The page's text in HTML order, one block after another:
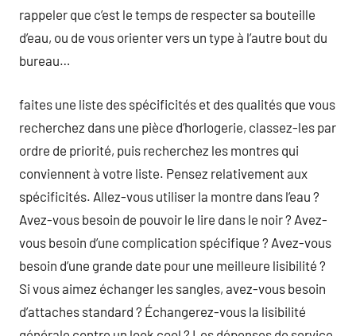
rappeler que c’est le temps de respecter sa bouteille
d’eau, ou de vous orienter vers un type à l’autre bout du
bureau…
faites une liste des spécificités et des qualités que vous
recherchez dans une pièce d’horlogerie, classez-les par
ordre de priorité, puis recherchez les montres qui
conviennent à votre liste. Pensez relativement aux
spécificités. Allez-vous utiliser la montre dans l’eau ?
Avez-vous besoin de pouvoir le lire dans le noir ? Avez-
vous besoin d’une complication spécifique ? Avez-vous
besoin d’une grande date pour une meilleure lisibilité ?
Si vous aimez échanger les sangles, avez-vous besoin
d’attaches standard ? Échangerez-vous la lisibilité